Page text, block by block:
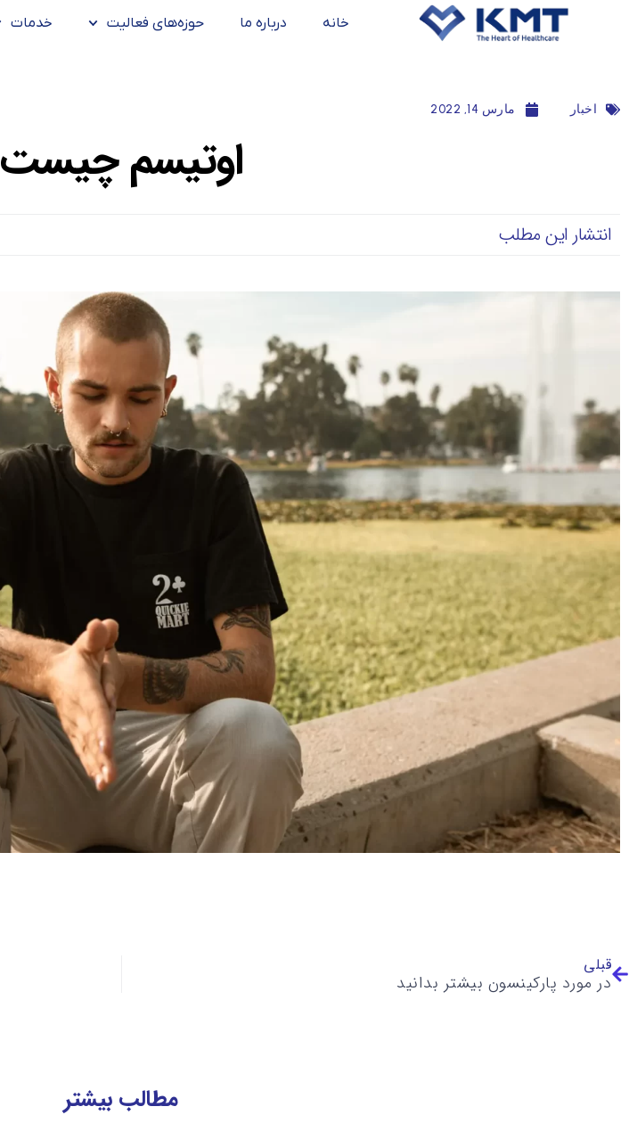
خانه درباره ما حوزه‌های فعالیت خدمات
اخبار مارس 14, 2022
اوتیسم چیست
انتشار این مطلب
قبلی
در مورد پارکینسون بیشتر بدانید
مطالب بیشتر